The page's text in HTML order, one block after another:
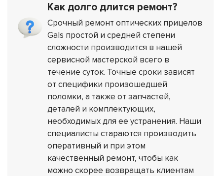
Как долго длится ремонт?
Срочный ремонт оптических прицелов
Gals простой и средней степени
сложности производится в нашей
сервисной мастерской всего в
течение суток. Точные сроки зависят
от специфики произошедшей
поломки, а также от запчастей,
деталей и комплектующих,
необходимых для ее устранения. Наши
специалисты стараются производить
оперативный и при этом
качественный ремонт, чтобы как
можно скорее возвращать клиентам